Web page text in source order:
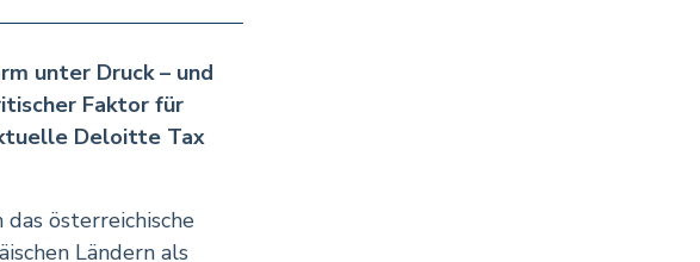
unter Druck – und
Faktor für
Deloitte Tax
österreichische
Ländern als